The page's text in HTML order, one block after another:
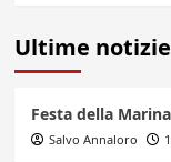
Ultime notizie
Festa della
Salvo Annaloro